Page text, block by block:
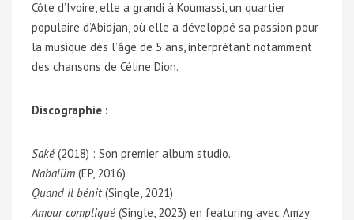
Côte d’Ivoire, elle a grandi à Koumassi, un quartier
populaire d’Abidjan, où elle a développé sa passion pour
la musique dès l’âge de 5 ans, interprétant notamment
des chansons de Céline Dion.
Discographie :
Saké (2018) : Son premier album studio.
Nabalüm (EP, 2016)
Quand il bénit(Single, 2021)
Amour compliqué (Single, 2023) en featuring avec Amzy